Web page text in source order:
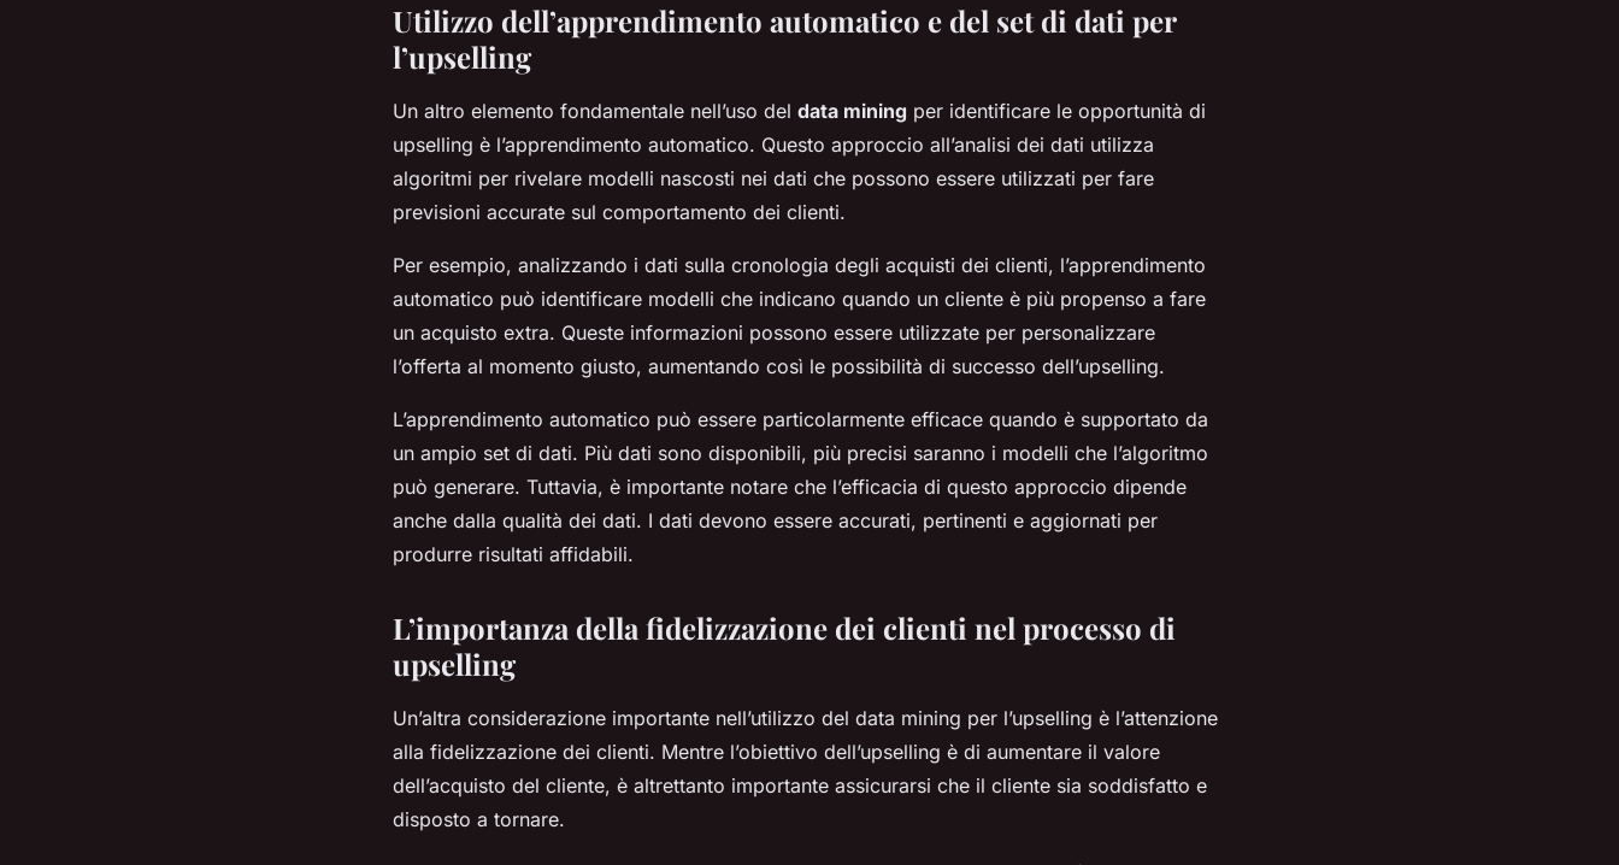
Utilizzo dell’apprendimento automatico e del set di dati per
l’upselling
Un altro elemento fondamentale nell’uso del data mining per identificare le opportunità di
upselling è l’apprendimento automatico. Questo approccio all’analisi dei dati utilizza
algoritmi per rivelare modelli nascosti nei dati che possono essere utilizzati per fare
previsioni accurate sul comportamento dei clienti.
Per esempio, analizzando i dati sulla cronologia degli acquisti dei clienti, l’apprendimento
automatico può identificare modelli che indicano quando un cliente è più propenso a fare
un acquisto extra. Queste informazioni possono essere utilizzate per personalizzare
l’offerta al momento giusto, aumentando così le possibilità di successo dell’upselling.
L’apprendimento automatico può essere particolarmente efficace quando è supportato da
un ampio set di dati. Più dati sono disponibili, più precisi saranno i modelli che l’algoritmo
può generare. Tuttavia, è importante notare che l’efficacia di questo approccio dipende
anche dalla qualità dei dati. I dati devono essere accurati, pertinenti e aggiornati per
produrre risultati affidabili.
L’importanza della fidelizzazione dei clienti nel processo di
upselling
Un’altra considerazione importante nell’utilizzo del data mining per l’upselling è l’attenzione
alla fidelizzazione dei clienti. Mentre l’obiettivo dell’upselling è di aumentare il valore
dell’acquisto del cliente, è altrettanto importante assicurarsi che il cliente sia soddisfatto e
disposto a tornare.